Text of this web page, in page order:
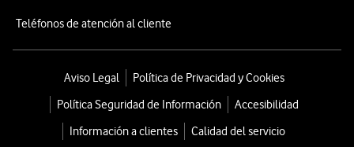
Teléfonos de atención al cliente
Aviso Legal
Política de Privacidad y Cookies
Política Seguridad de Información
Accesibilidad
Información a clientes
Calidad del servicio